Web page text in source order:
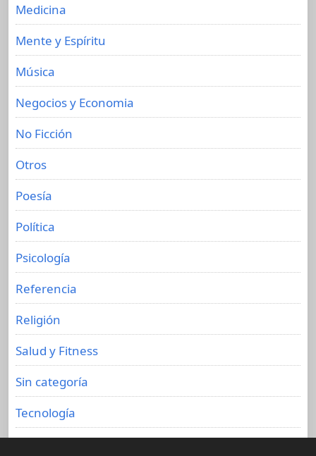
Medicina
Mente y Espíritu
Música
Negocios y Economia
No Ficción
Otros
Poesía
Política
Psicología
Referencia
Religión
Salud y Fitness
Sin categoría
Tecnología